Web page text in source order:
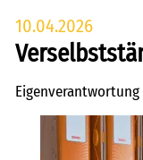
10.04.2026